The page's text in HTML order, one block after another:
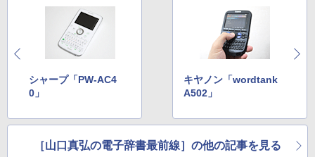
シャープ「PW-AC4
0」
キヤノン「wordtank
A502」
［山口真弘の電子辞書最前線］の他の記事を見る